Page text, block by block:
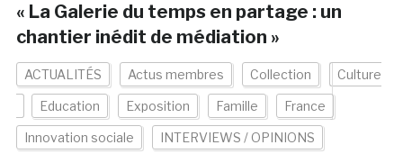
« La Galerie du temps en partage : un
chantier inédit de médiation »
ACTUALITÉS Actus membres Collection Culture
Education Exposition Famille France
Innovation sociale INTERVIEWS / OPINIONS